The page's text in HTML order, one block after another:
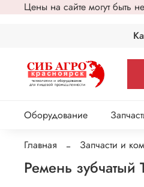
Цены на сайте могут быть
Оборудование
Главная Запчасти и
Ремень